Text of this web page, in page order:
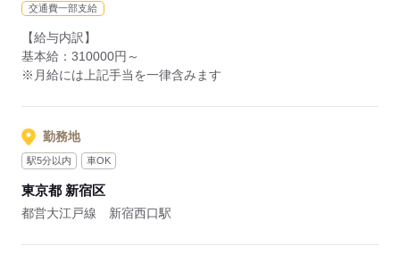
交通費一部支給
【給与内訳】
基本給：310000円～
※月給には上記手当を一律含みます
勤務地
駅5分以内 車OK
東京都 新宿区
都営大江戸線 新宿西口駅